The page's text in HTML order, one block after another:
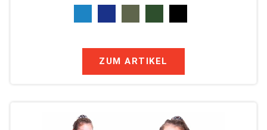
ZUM ARTIKEL